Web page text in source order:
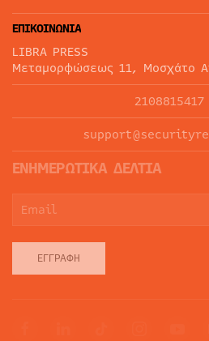
ΕΠΙΚΟΙΝΩΝΙΑ
LIBRA PRESS
Μεταμορφώσεως 11, Μοσχάτο
2108815417
ΕΝΗΜΕΡΩΤΙΚΑ ΔΕΛΤΙΑ
ΕΓΓΡΑΦΉ